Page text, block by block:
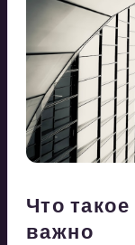
Что
важно